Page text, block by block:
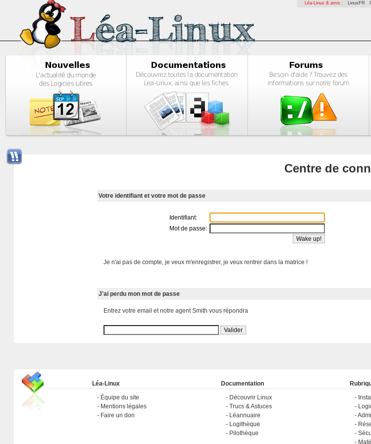
Léa-Linux & amis : LinuxFR
Centre de
Votre identifiant et votre mot de passe
Identifiant:
Mot de passe:
Je n'ai pas de compte, je veux m'enregistrer, je veux rentrer dans la matrice !
J'ai perdu mon mot de passe
Entrez votre email et notre agent Smith vous répondra
Léa-Linux
Équipe du site
Mentions légales
Faire un don
Documentation
Découvrir Linux
Trucs & Astuces
Léannuaire
Logithèque
Pilothèque